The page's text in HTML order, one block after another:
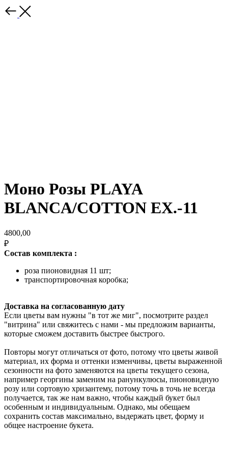
Моно Розы PLAYA
BLANCA/COTTON EX.-11
4800,00
₽
Состав комплекта :
роза пионовидная 11 шт;
транспортировочная коробка;
Доставка на согласованную дату
Если цветы вам нужны "в тот же миг", посмотрите раздел
"витрина" или свяжитесь с нами - мы предложим варианты,
которые сможем доставить быстрее быстрого.
Повторы могут отличаться от фото, потому что цветы живой
материал, их форма и оттенки изменчивы, цветы выраженной
сезонности на фото заменяются на цветы текущего сезона,
например георгины заменим на ранункулюсы, пионовидную
розу или сортовую хризантему, потому точь в точь не всегда
получается, так же нам важно, чтобы каждый букет был
особенным и индивидуальным. Однако, мы обещаем
сохранить состав максимально, выдержать цвет, форму и
общее настроение букета.